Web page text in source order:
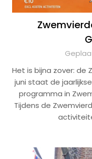
Het is bijna zover: de
juni staat de
programma in
Tijdens de